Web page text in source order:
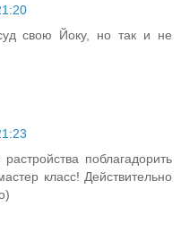
свою Йоку, но так и не
поблагадорить
класс! Действительно